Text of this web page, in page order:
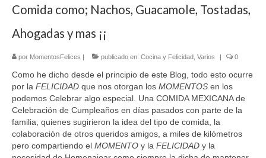
Comida como; Nachos, Guacamole, Tostadas,
Ahogadas y mas ¡¡
por MomentosFelices | publicado en: Cocina y Felicidad Varios | 0
Como he dicho desde el principio de este Blog, todo esto ocurre
por la FELICIDAD que nos otorgan los MOMENTOS en los
podemos Celebrar algo especial. Una COMIDA MEXICANA de
Celebración de Cumpleaños en días pasados con parte de la
familia, quienes sugirieron la idea del tipo de comida, la
colaboración de otros queridos amigos, a miles de kilómetros
pero compartiendo el MOMENTO y la FELICIDAD y la